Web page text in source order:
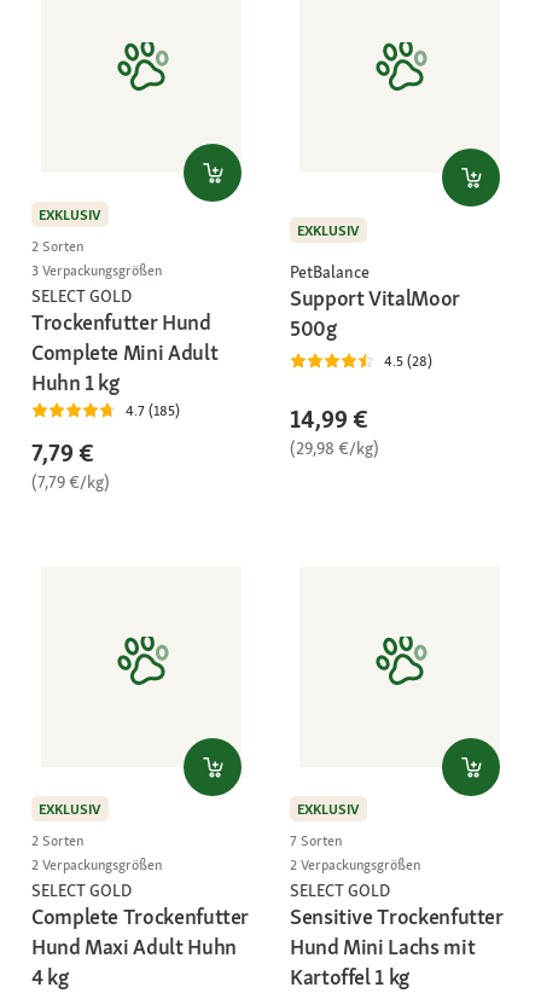
EXKLUSIV
2 Sorten
3 Verpackungsgrößen
SELECT GOLD
Trockenfutter Hund
Complete Mini Adult
Huhn 1 kg
4.7 (185)
7,79 €
(7,79 €/kg)
EXKLUSIV
PetBalance
Support VitalMoor
500g
4.5 (28)
14,99 €
(29,98 €/kg)
EXKLUSIV
2 Sorten
2 Verpackungsgrößen
SELECT GOLD
Complete Trockenfutter
Hund Maxi Adult Huhn
4 kg
EXKLUSIV
7 Sorten
2 Verpackungsgrößen
SELECT GOLD
Sensitive Trockenfutter
Hund Mini Lachs mit
Kartoffel 1 kg